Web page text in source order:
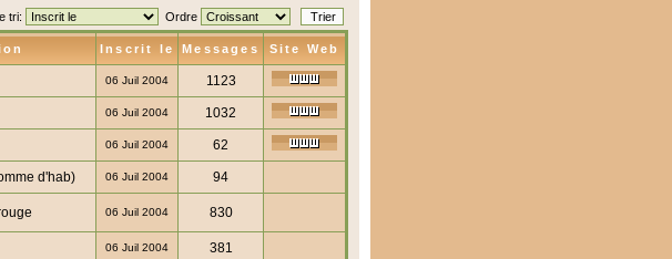
tri: Ordre
Inscrit le Messages Site Web
06 Juil 2004 1123
06 Juil 2004 1032
06 Juil 2004 62
d'hab) 06 Juil 2004 94
06 Juil 2004 830
06 Juil 2004 381